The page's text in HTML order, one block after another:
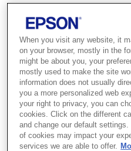
SKU:C13T63680N
When you visit any website, it
on your browser, mostly in the
might be about you, your
mostly used to make the site
information does not usually
you a more personalized web
your right to privacy, you can
cookies. Click on the different
and change our default
of cookies may impact your
services we are able to offer.